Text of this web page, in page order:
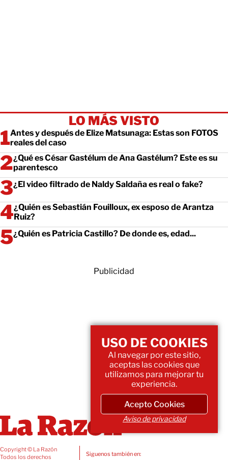
LO MÁS VISTO
Antes y después de Elize Matsunaga: Estas son FOTOS
reales del caso
¿Qué es César Gastélum de Ana Gastélum? Este es su
parentesco
¿El video filtrado de Naldy Saldaña es real o fake?
¿Quién es Sebastián Fouilloux, ex esposo de Arantza
Ruiz?
¿Quién es Patricia Castillo? De donde es, edad...
Publicidad
Copyright © La Razón
Todos los derechos
Siguenos también en:
USO DE COOKIES
Al navegar por este sitio,
aceptas las cookies que
utilizamos para mejorar tu
experiencia.
Acepto Cookies
Aviso de privacidad